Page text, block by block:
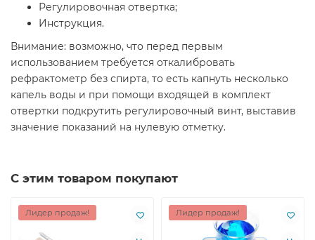
Регулировочная отвертка;
Инструкция.
Внимание: возможно, что перед первым
использованием требуется откалибровать
рефрактометр без спирта, то есть капнуть несколько
капель воды и при помощи входящей в комплект
отвертки подкрутить регулировочный винт, выставив
значение показаний на нулевую отметку.
С этим товаром покупают
Лидер продаж! Лидер продаж!